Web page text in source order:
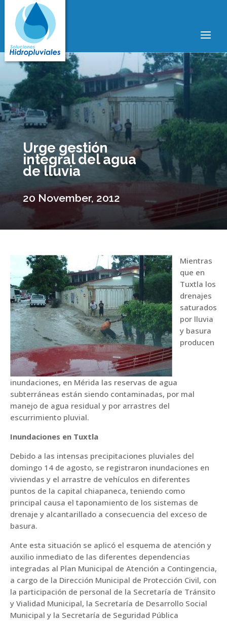
Urge gestión
integral del agua
de lluvia
20 November, 2012
Mientras
que en
Tuxtla los
drenajes
saturados
por lluvia
y basura
producen
inundaciones, en Mérida las reservas de agua
subterráneas están siendo contaminadas, por mal
manejo de agua residual y por arrastres del
escurrimiento pluvial.
Inundaciones en Tuxtla
Debido a las intensas precipitaciones pluviales del
domingo 14 de agosto, se registraron inundaciones en
viviendas y el arrastre de vehículos en diferentes
puntos de la capital chiapaneca, teniendo como
principal causa el taponamiento de los sistemas de
drenaje y alcantarillado a consecuencia del exceso de
basura.
Ante esta situación se aplicó el esquema de atención y
auxilio inmediato de las diferentes dependencias
integradas al Plan Municipal de Atención a Contingencia,
a cargo de la Dirección Municipal de Protección Civil, con
la participación de personal de la Secretaría de Tránsito
y Vialidad Municipal, la Secretaría de Desarrollo Social
Municipal y la Secretaría de Seguridad Pública